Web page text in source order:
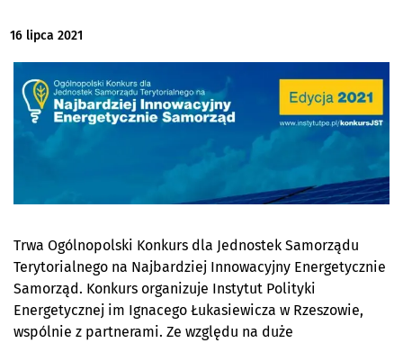
16 lipca 2021
Trwa Ogólnopolski Konkurs dla Jednostek Samorządu
Terytorialnego na Najbardziej Innowacyjny Energetycznie
Samorząd. Konkurs organizuje Instytut Polityki
Energetycznej im Ignacego Łukasiewicza w Rzeszowie,
wspólnie z partnerami. Ze względu na duże